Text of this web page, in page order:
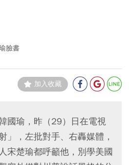
臉書
加入收藏
國瑜，昨（29）日在電視
」，左批對手、右轟媒體，
宋楚瑜都呼籲他，別學美國